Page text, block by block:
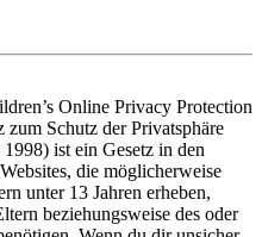
Online Privacy Protection
Schutz der Privatsphäre
ist ein Gesetz in den
die möglicherweise
unter 13 Jahren erheben,
beziehungsweise des oder